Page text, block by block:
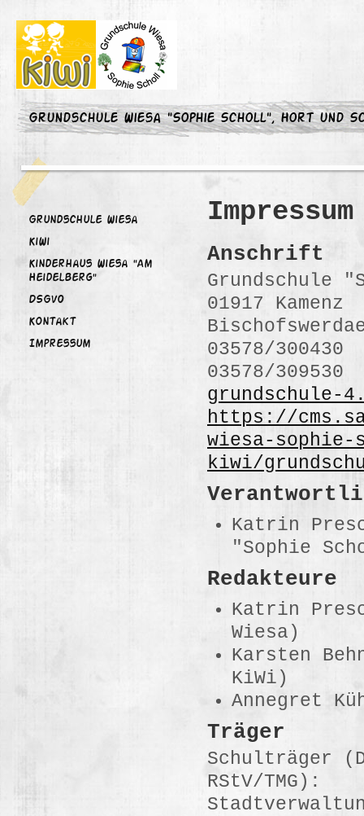
Grundschule Wiesa "Sophie Scholl", Hort und
Grundschule Wiesa
KiWi
Kinderhaus Wiesa "Am
Heidelberg"
DSGVO
Kontakt
Impressum
Impressum
Anschrift
Grundschule
01917 Kamenz
03578/300430
03578/309530
grundschule-
https://
wiesa-
kiwi/
Katrin
"Sophie
Redakteure
Katrin
Wiesa)
Karsten
KiWi)
Annegret
Träger
Schulträger
RStV/TMG):